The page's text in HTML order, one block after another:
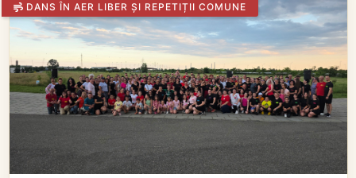
DANS ÎN AER LIBER ȘI REPETIȚII COMUNE